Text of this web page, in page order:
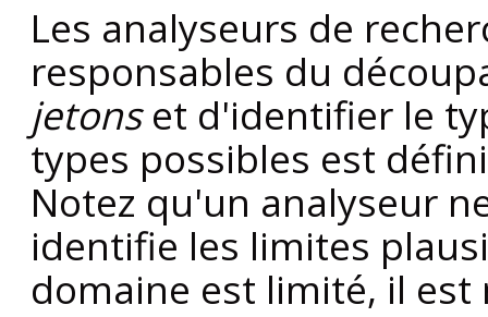
Les analyseurs de
responsables du
jetonset d'identifier le
types possibles est
Notez qu'un analyseur
identifie les limites
domaine est limité, il